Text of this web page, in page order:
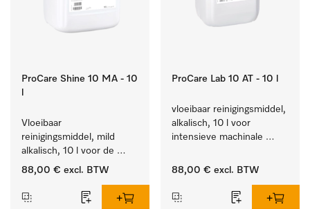
ProCare Shine 10 MA - 10
Vloeibaar
reinigingsmiddel, mild
alkalisch, 10 l voor de
reiniging van lichte
bestek en glazen.
88,00 € excl. BTW
ProCare Lab 10 AT - 10 l
vloeibaar reinigingsmiddel,
alkalisch, 10 l voor
intensieve machinale
laboratoriumglaswerk en -
88,00 € excl. BTW